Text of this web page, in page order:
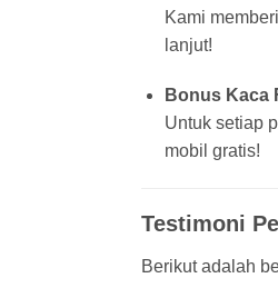
Kami
lanjut!
Bonus Kaca
Untuk setiap
mobil gratis!
Testimoni
Berikut adalah